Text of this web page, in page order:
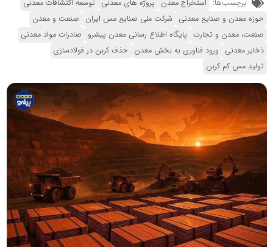
برچسب‌ها: استخراج معدن پروژه های معدنی توسعه اکتشافات معدنی
حوزه معدن و صنایع معدنی شرکت ملی صنایع مس ایران صنعت و معدن
صنعت، معدن و تجارت پایگاه اطلاع رسانی معدن پیشرو صادرات مواد معدنی
ذخایر معدنی ورود فناوری به بخش معدن حذف کربن در فولادسازی
تولید مس کم کربن